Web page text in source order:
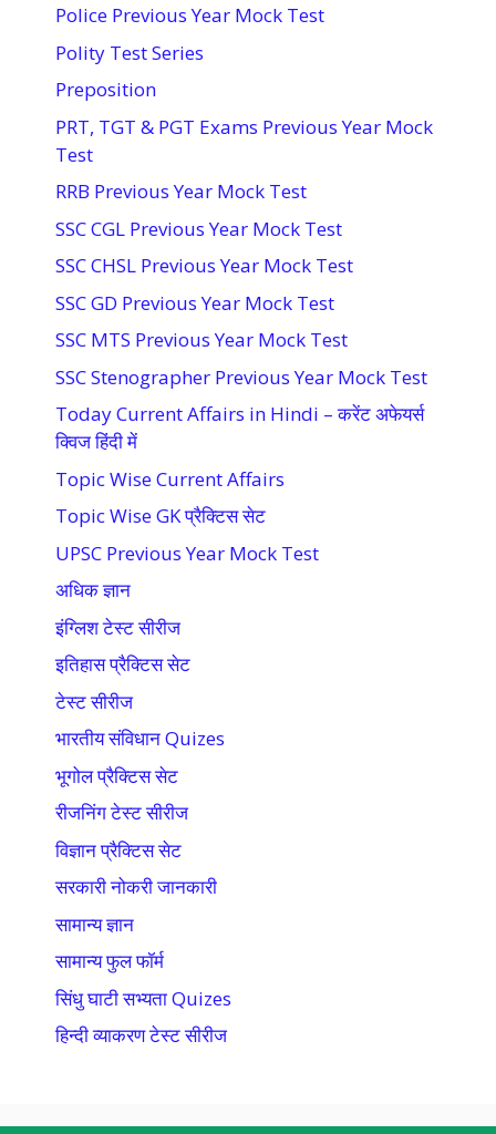
Police Previous Year Mock Test
Polity Test Series
Preposition
PRT, TGT & PGT Exams Previous Year Mock
Test
RRB Previous Year Mock Test
SSC CGL Previous Year Mock Test
SSC CHSL Previous Year Mock Test
SSC GD Previous Year Mock Test
SSC MTS Previous Year Mock Test
SSC Stenographer Previous Year Mock Test
Today Current Affairs in Hindi – करेंट अफेयर्स
क्विज हिंदी में
Topic Wise Current Affairs
Topic Wise GK प्रैक्टिस सेट
UPSC Previous Year Mock Test
अधिक ज्ञान
इंग्लिश टेस्ट सीरीज
इतिहास प्रैक्टिस सेट
टेस्ट सीरीज
भारतीय संविधान Quizes
भूगोल प्रैक्टिस सेट
रीजनिंग टेस्ट सीरीज
विज्ञान प्रैक्टिस सेट
सरकारी नोकरी जानकारी
सामान्य ज्ञान
सामान्य फुल फॉर्म
सिंधु घाटी सभ्यता Quizes
हिन्दी व्याकरण टेस्ट सीरीज